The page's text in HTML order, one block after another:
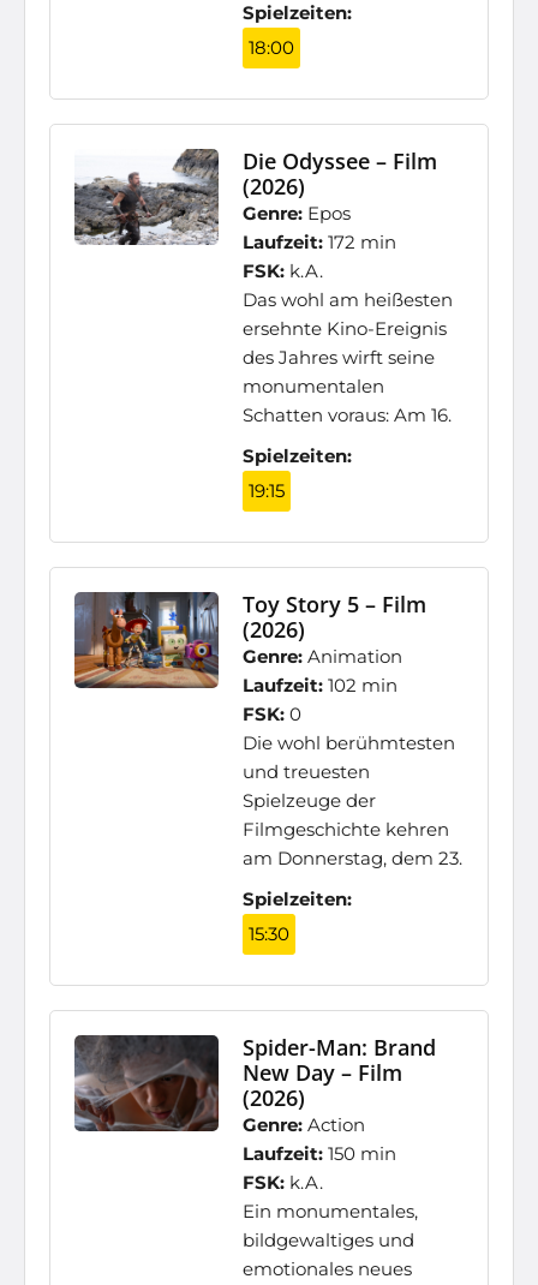
Spielzeiten:
18:00
Die Odyssee – Film
(2026)
Genre: Epos
Laufzeit: 172 min
FSK: k.A.
Das wohl am heißesten
ersehnte Kino-Ereignis
des Jahres wirft seine
monumentalen
Schatten voraus: Am 16.
Spielzeiten:
19:15
Toy Story 5 – Film
(2026)
Genre: Animation
Laufzeit: 102 min
FSK: 0
Die wohl berühmtesten
und treuesten
Spielzeuge der
Filmgeschichte kehren
am Donnerstag, dem 23.
Spielzeiten:
15:30
Spider-Man: Brand
New Day – Film
(2026)
Genre: Action
Laufzeit: 150 min
FSK: k.A.
Ein monumentales,
bildgewaltiges und
emotionales neues